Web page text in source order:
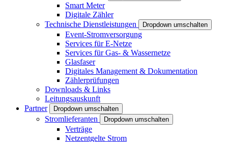
Smart Meter
Digitale Zähler
Technische Dienstleistungen
Dropdown umschalten
Event-Stromversorgung
Services für E-Netze
Services für Gas- & Wassernetze
Glasfaser
Digitales Management & Dokumentation
Zählerprüfungen
Downloads & Links
Leitungsauskunft
Partner
Dropdown umschalten
Stromlieferanten Dropdown umschalten
Verträge
Netzentgelte Strom